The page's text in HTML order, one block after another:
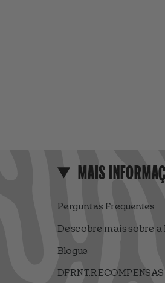
MAIS
Perguntas Frequentes
Descobre mais sobre a
Blogue
DFRNT.RECOMPENSAS